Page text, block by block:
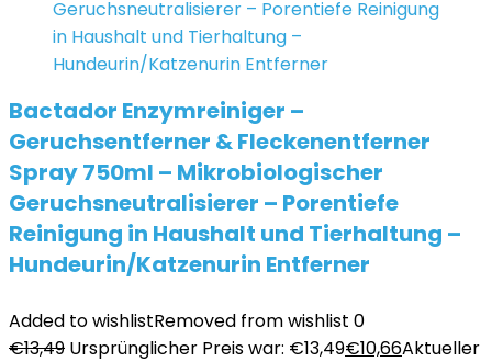
Bactador Enzymreiniger –
Geruchsentferner & Fleckenentferner
Spray 750ml – Mikrobiologischer
Geruchsneutralisierer – Porentiefe
Reinigung in Haushalt und Tierhaltung –
Hundeurin/Katzenurin Entferner
Added to wishlistRemoved from wishlist 0
€13,49 Ursprünglicher Preis war: €13,49€10,66Aktueller